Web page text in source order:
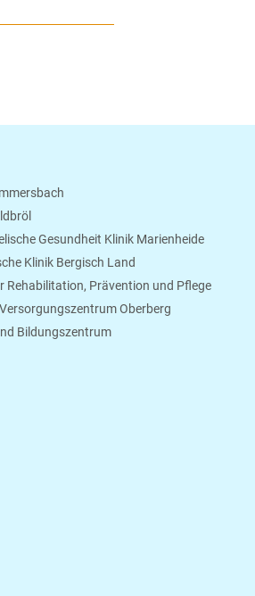
Gesundheit Klinik Marienheide
Klinik Bergisch Land
Rehabilitation, Prävention und Pflege
Oberberg
Bildungszentrum